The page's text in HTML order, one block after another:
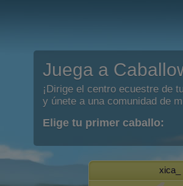
Juega a
¡Dirige el centro ecuestre de
y únete a una comunidad de
Elige tu primer caballo:
xica_